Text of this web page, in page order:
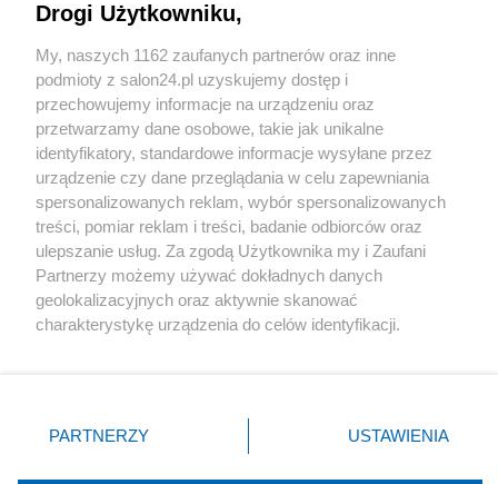
Sport
Społeczeństwo
Kultura
X Facebook Instagram Youtube
Drogi Użytkowniku,
My, naszych 1162 zaufanych partnerów oraz inne
podmioty z salon24.pl uzyskujemy dostęp i
przechowujemy informacje na urządzeniu oraz
przetwarzamy dane osobowe, takie jak unikalne
identyfikatory, standardowe informacje wysyłane przez
urządzenie czy dane przeglądania w celu zapewniania
spersonalizowanych reklam, wybór spersonalizowanych
treści, pomiar reklam i treści, badanie odbiorców oraz
ulepszanie usług. Za zgodą Użytkownika my i Zaufani
Partnerzy możemy używać dokładnych danych
geolokalizacyjnych oraz aktywnie skanować
charakterystykę urządzenia do celów identyfikacji.
zmienić/wycofać klikając przycisk ustawień prywatności
znajdujący się w lewym dolnym rogu strony
rodzaje przetwarzania danych nie wymagają zgody
PARTNERZY USTAWIENIA